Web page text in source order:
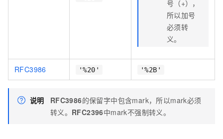
号（+），
所以加号
必须转
义。
RFC3986 '%20' '%2B'
说明 RFC3986的保留字中包含mark，所以mark必须
转义。 RFC2396中mark不强制转义。